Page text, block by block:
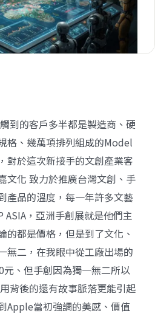
到的客戶多半都是製造商、硬
格、幾萬項排列組成的Model
對於這次新接手的文創產業客
文化 致力於推廣台灣文創、手
產品的溫度，每一年許多文藝
ASIA ，亞洲手創展就是他們主
的都是價格，但是到了文化、
無二，在我眼中從工廠出場的
、但手創因為獨一無二所以
背後的還有故事脈落更能引起
Apple當初強調的美感、價值